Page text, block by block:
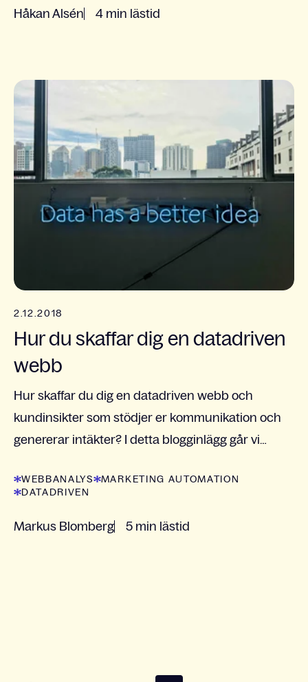
Håkan Alsén 4 min lästid
2.12.2018
Hur du skaffar dig en datadriven
webb
Hur skaffar du dig en datadriven webb och
kundinsikter som stödjer er kommunikation och
genererar intäkter? I detta blogginlägg går vi
arbetssätt.
WEBBANALYS
MARKETING AUTOMATION
DATADRIVEN
Markus Blomberg 5 min lästid